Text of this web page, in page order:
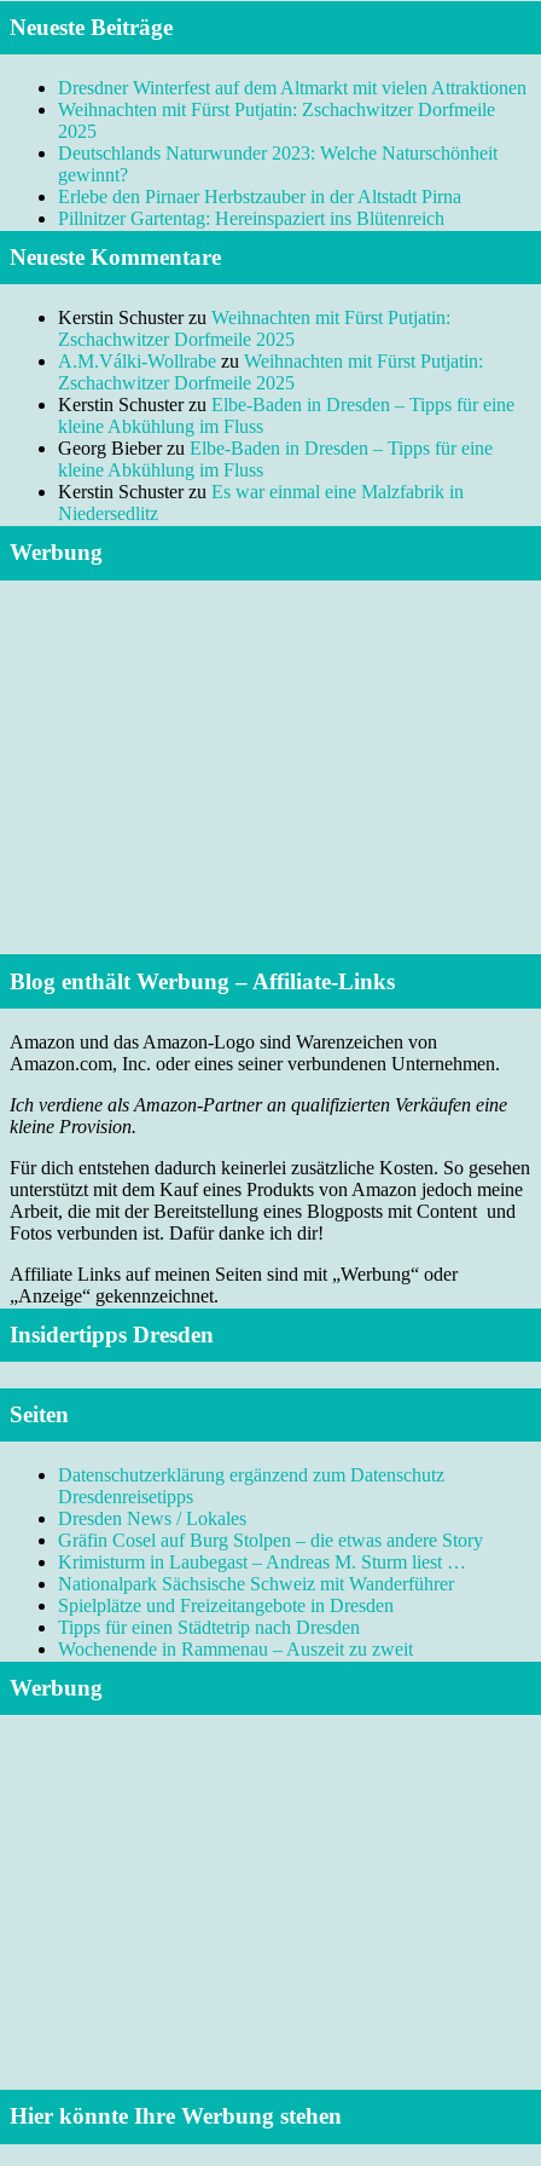
Neueste Beiträge
Dresdner Winterfest auf dem Altmarkt mit vielen Attraktionen
Weihnachten mit Fürst Putjatin: Zschachwitzer Dorfmeile
2025
Deutschlands Naturwunder 2023: Welche Naturschönheit
gewinnt?
Erlebe den Pirnaer Herbstzauber in der Altstadt Pirna
Pillnitzer Gartentag: Hereinspaziert ins Blütenreich
Neueste Kommentare
Kerstin Schusterzu Weihnachten mit Fürst Putjatin:
Zschachwitzer Dorfmeile 2025
A.M.Válki-Wollrabe zu Weihnachten mit Fürst Putjatin:
Zschachwitzer Dorfmeile 2025
Kerstin Schusterzu Elbe-Baden in Dresden – Tipps für eine
kleine Abkühlung im Fluss
Georg Bieberzu Elbe-Baden in Dresden – Tipps für eine
kleine Abkühlung im Fluss
Kerstin Schusterzu Es war einmal eine Malzfabrik in
Niedersedlitz
Werbung
Blog enthält Werbung – Affiliate-Links
Amazon und das Amazon-Logo sind Warenzeichen von
Amazon.com, Inc. oder eines seiner verbundenen Unternehmen.
Ich verdiene als Amazon-Partner an qualifizierten Verkäufen eine
kleine Provision.
Für dich entstehen dadurch keinerlei zusätzliche Kosten. So gesehen
unterstützt mit dem Kauf eines Produkts von Amazon jedoch meine
Arbeit, die mit der Bereitstellung eines Blogposts mit Content und
Fotos verbunden ist. Dafür danke ich dir!
Affiliate Links auf meinen Seiten sind mit „Werbung“ oder
„Anzeige“ gekennzeichnet.
Insidertipps Dresden
Seiten
Datenschutzerklärung ergänzend zum Datenschutz
Dresdenreisetipps
Dresden News / Lokales
Gräfin Cosel auf Burg Stolpen – die etwas andere Story
Krimisturm in Laubegast – Andreas M. Sturm liest …
Nationalpark Sächsische Schweiz mit Wanderführer
Spielplätze und Freizeitangebote in Dresden
Tipps für einen Städtetrip nach Dresden
Wochenende in Rammenau – Auszeit zu zweit
Werbung
Hier könnte Ihre Werbung stehen